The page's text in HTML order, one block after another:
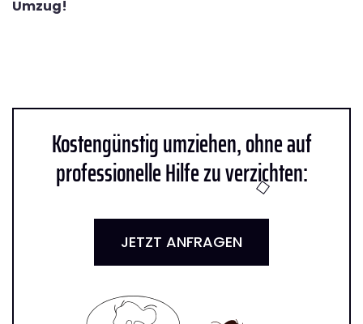
Umzug!
Kostengünstig umziehen, ohne auf
professionelle Hilfe zu verzichten:
JETZT ANFRAGEN